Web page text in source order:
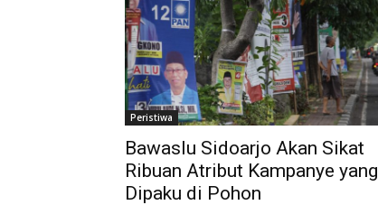
Peristiwa
Bawaslu Sidoarjo Akan Sikat
Ribuan Atribut Kampanye yang
Dipaku di Pohon